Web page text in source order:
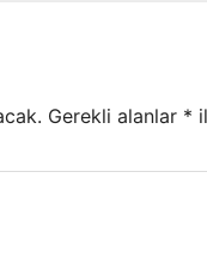
Gerekli alanlar *